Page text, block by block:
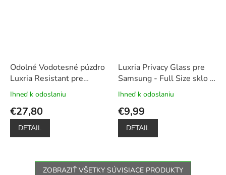
Odolné Vodotesné púzdro
Luxria Resistant pre
Samsung - Čierne
+ Plavák k
obalu ako darček
Priemerné
hodnotenie
produktu
hviezdičiek.
Ihneď k odoslaniu
€27,80
DETAIL
Luxria Privacy Glass pre
Samsung - Full Size sklo s
ochranou súkromia
Priemerné
hodnotenie
produktu
hviezdičiek.
Ihneď k odoslaniu
€9,99
DETAIL
ZOBRAZIŤ VŠETKY SÚVISIACE PRODUKTY